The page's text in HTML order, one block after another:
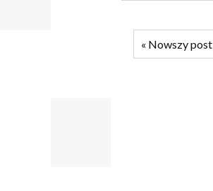
« Nowszy post